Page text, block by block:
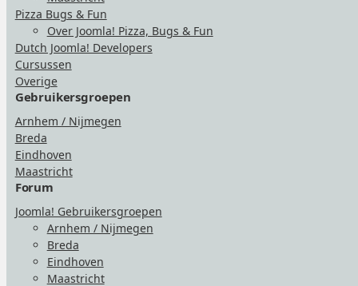
Pizza Bugs & Fun
Over Joomla! Pizza, Bugs & Fun
Dutch Joomla! Developers
Cursussen
Overige
Gebruikersgroepen
Arnhem / Nijmegen
Breda
Eindhoven
Maastricht
Forum
Joomla! Gebruikersgroepen
Arnhem / Nijmegen
Breda
Eindhoven
Maastricht